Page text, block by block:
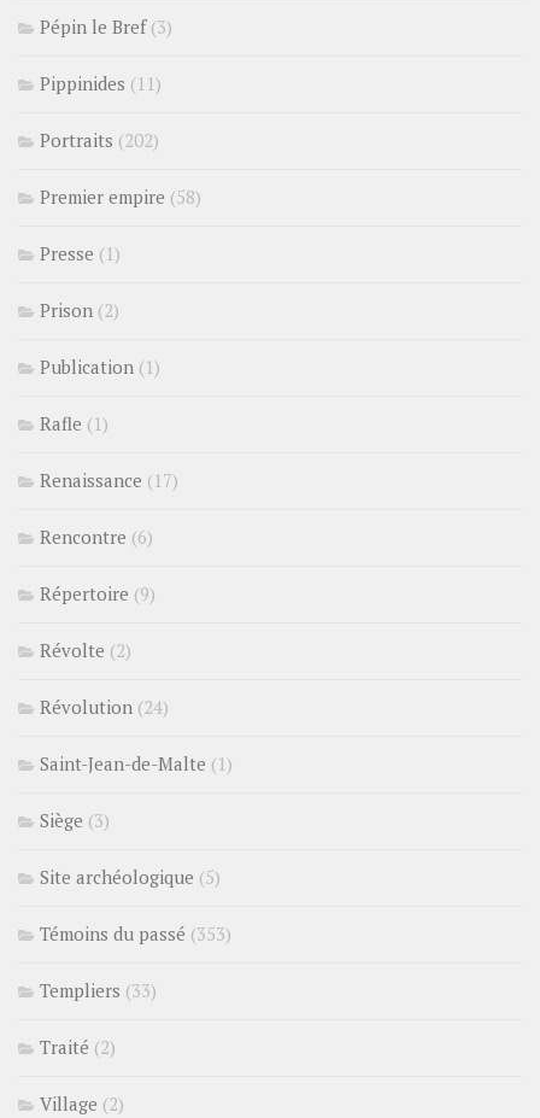
Pépin le Bref(3)
Pippinides (11)
Portraits (202)
Premier empire (58)
Presse (1)
Prison (2)
Publication (1)
Rafle (1)
Renaissance (17)
Rencontre (6)
Répertoire (9)
Révolte (2)
Révolution (24)
Saint-Jean-de-Malte (1)
Siège (3)
Site archéologique (5)
Témoins du passé (353)
Templiers (33)
Traité (2)
Village (2)